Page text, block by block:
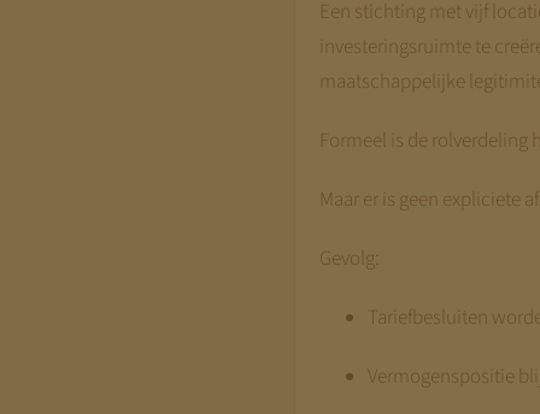
Een stichting met vijf
investeringsruimte te
maatschappelijke
Formeel is de rolverdeling
Maar er is geen expliciete
Gevolg:
Tariefbesluiten
Vermogenspositie